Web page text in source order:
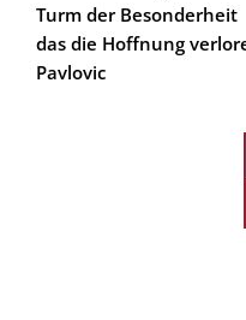
Turm der Besonderheit
das die Hoffnung
Pavlovic